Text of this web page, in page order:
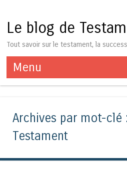
Le blog de
Tout savoir sur le testament, la
Menu
Aller au contenu
Archives par mot-clé :
Testament